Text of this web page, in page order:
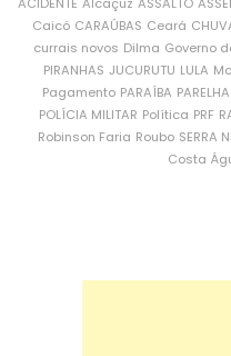
Caicó CARAÚBAS Ceará
currais novos Dilma Governo
PIRANHAS JUCURUTU LULA
Pagamento PARAÍBA
POLÍCIA MILITAR Política PRF
Robinson Faria Roubo SERRA
Costa